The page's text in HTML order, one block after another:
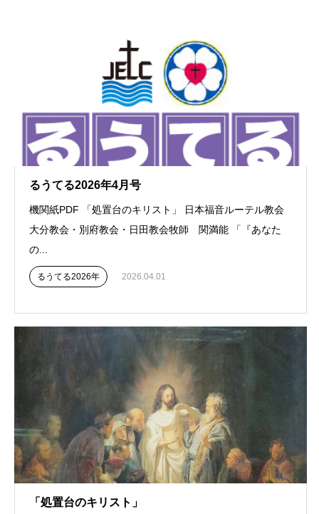
るうてる2026年4月号
機関紙PDF 「処置台のキリスト」 日本福音ルーテル教会
大分教会・別府教会・日田教会牧師 関満能 「『あなた
の...
るうてる2026年 2026.04.01
「処置台のキリスト」